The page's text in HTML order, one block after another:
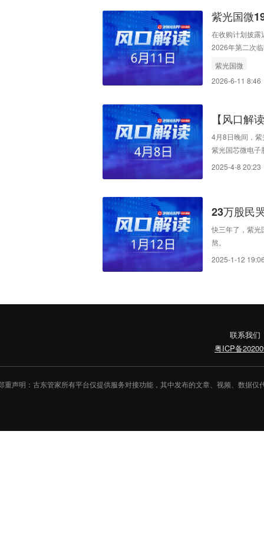
紫光国微
同效应有
在收购计划披露
2026年第二次
紫光国微
2026-6-11 8:46
【风口解
净利下降
4月8日晚间，
紫光国芯微电子
式回购部分公
2025-4-8 20:23
23万股民
快三年了，紫光
熬。
2025-1-12
联系我们
粤ICP备
重声明：古东管家所有平台仅提供服务对接功能，其中发布的文章、视频、数据